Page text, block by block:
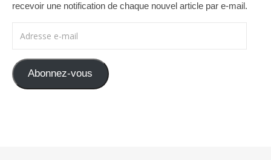
recevoir une notification de chaque nouvel article par e-mail.
Abonnez-vous